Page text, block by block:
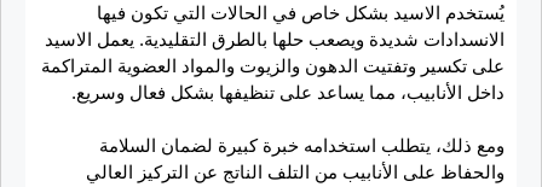
يُستخدم الاسيد بشكل خاص في الحالات التي تكون فيها
الانسدادات شديدة ويصعب حلها بالطرق التقليدية. يعمل الاسيد
على تكسير وتفتيت الدهون والزيوت والمواد العضوية المتراكمة
داخل الأنابيب، مما يساعد على تنظيفها بشكل فعال وسريع.
ومع ذلك، يتطلب استخدامه خبرة كبيرة لضمان السلامة
والحفاظ على الأنابيب من التلف الناتج عن التركيز العالي